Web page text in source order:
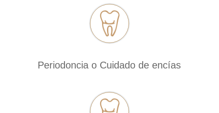
Periodoncia o Cuidado de encías